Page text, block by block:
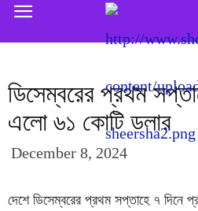
ডিসেম্বরের প্রথম
এলো ৬১ কোটি ডলার
December 8, 2024
দেশে ডিসেম্বরের প্রথম সপ্তাহে ৭ দিনে